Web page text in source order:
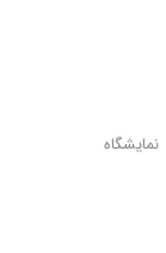
نمایشگاه